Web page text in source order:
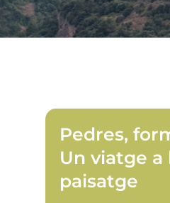
Pedres,
Un viatge a
paisatge